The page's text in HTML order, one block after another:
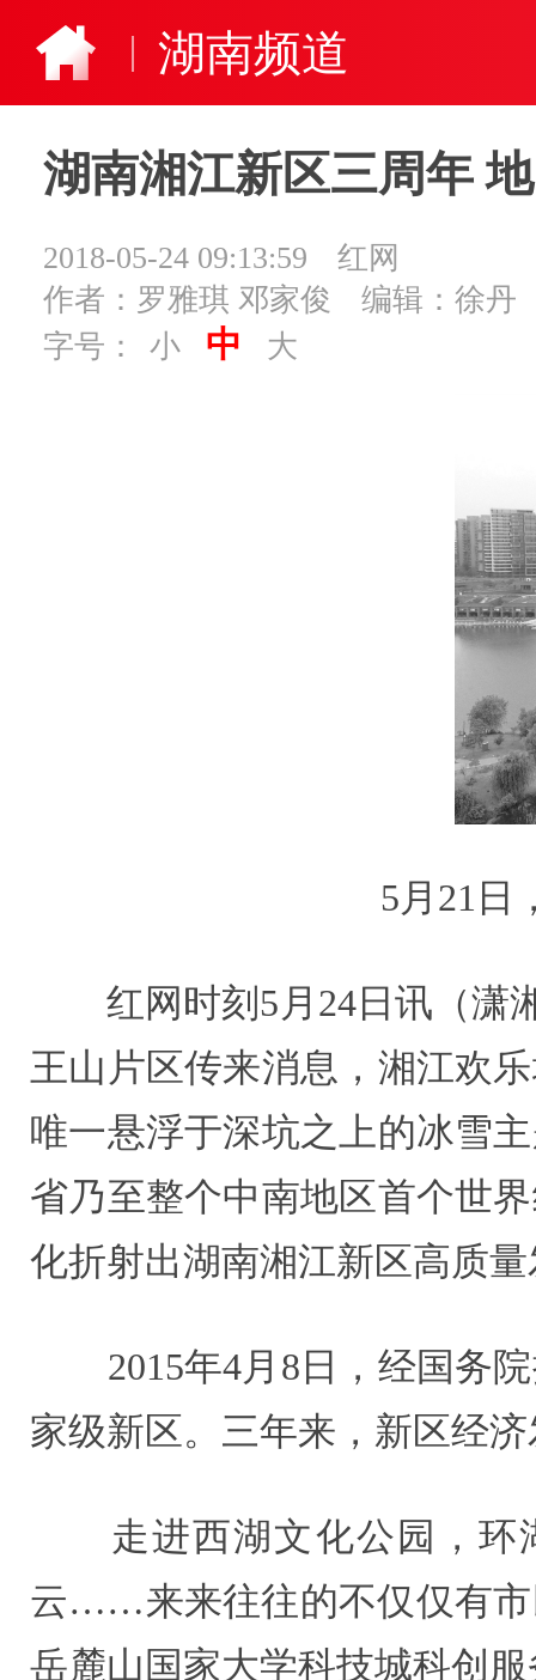
湖南频道
湖南湘江新区三周年
2018-05-24 09:13:59
红网
作者：罗雅琪 邓家俊
编辑：徐丹
字号：
小 中 大
5月21日
红网时刻5月24日讯（潇湘
王山片区传来消息，湘江欢
唯一悬浮于深坑之上的冰雪
省乃至整个中南地区首个世
化折射出湖南湘江新区高质
2015年4月8日，经国务院
家级新区。三年来，新区经
走进西湖文化公园，环
云……来来往往的不仅仅有市
岳麓山国家大学科技城科创